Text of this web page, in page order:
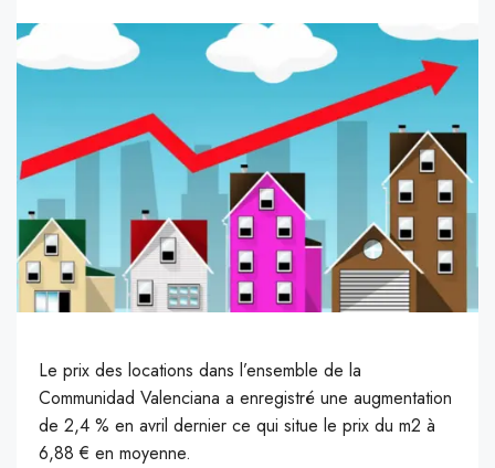
Le prix des locations dans l’ensemble de la
Communidad Valenciana a enregistré une augmentation
de 2,4 % en avril dernier ce qui situe le prix du m2 à
6,88 € en moyenne.